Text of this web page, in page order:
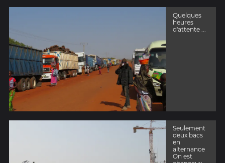
Quelques
heures
d'attente ...
Seulement
deux bacs
en
alternance
On est